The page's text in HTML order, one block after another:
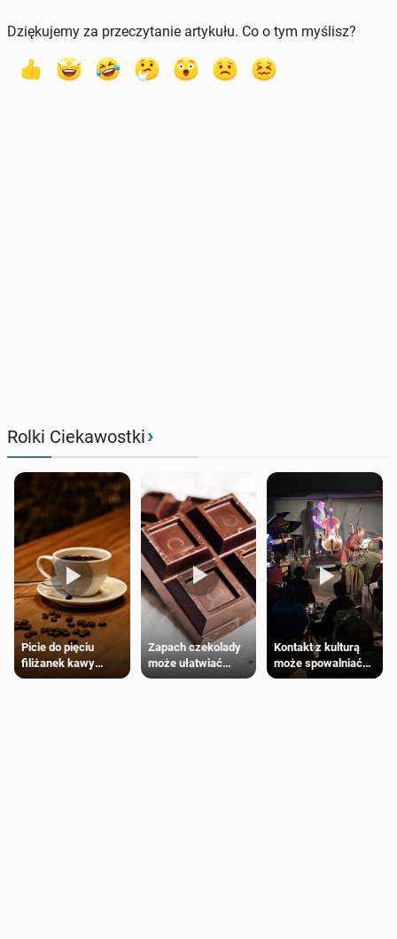
Dziękujemy za przeczytanie artykułu. Co o tym myślisz?
Rolki Ciekawostki›
Picie do pięciu
filiżanek kawy
dziennie jest
Zapach czekolady
może ułatwiać
trening siłowy
Kontakt z kulturą
może spowalniać
starzenie